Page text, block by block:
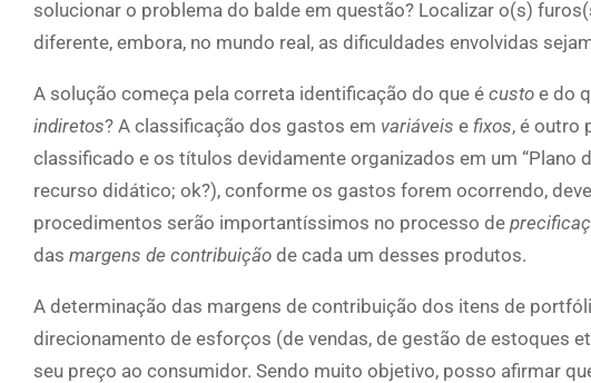
solucionar o problema do balde em questão? Localizar o(s)
diferente, embora, no mundo real, as dificuldades envolvidas
A solução começa pela correta identificação do que é custo e do
indiretos? A classificação dos gastos em variáveis e fixos, é outro
classificado e os títulos devidamente organizados em um “Plano
recurso didático; ok?), conforme os gastos forem ocorrendo,
procedimentos serão importantíssimos no processo de
das margens de contribuição de cada um desses produtos.
A determinação das margens de contribuição dos itens de
direcionamento de esforços (de vendas, de gestão de estoques
seu preço ao consumidor. Sendo muito objetivo, posso afirmar